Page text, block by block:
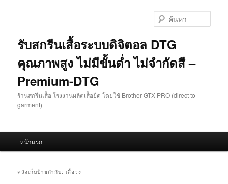
รับสกรีนเสื้อระบบดิจิตอล DTG
คุณภาพสูง ไม่มีขั้นต่ำ ไม่จำกัดสี –
Premium-DTG
ร้านสกรีนเสื้อ โรงงานผลิตเสื้อยืด โดยใช้ Brother GTX PRO (direct to
garment)
หน้าแรก
คลังเก็บป้ายกำกับ:เสื้อวง